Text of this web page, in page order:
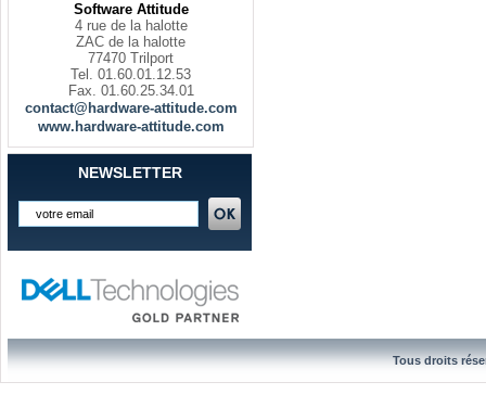
Software Attitude
4 rue de la halotte
ZAC de la halotte
77470 Trilport
Tel. 01.60.01.12.53
Fax. 01.60.25.34.01
contact@hardware-attitude.com
www.hardware-attitude.com
NEWSLETTER
Tous droits